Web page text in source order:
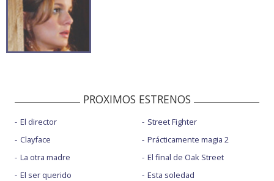
PROXIMOS ESTRENOS
El director
Clayface
La otra madre
El ser querido
Street Fighter
Prácticamente magia 2
El final de Oak Street
Esta soledad